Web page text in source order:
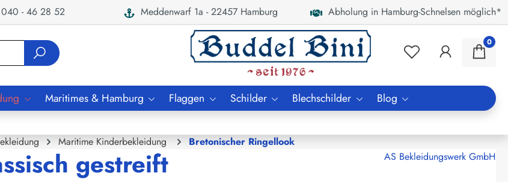
- 46 28 52 Meddenwarf 1a - 22457 Hamburg Abholung in Hamburg-Schnelsen möglich*
0
Maritimes & Hamburg Flaggen Schilder Blechschilder Blog
Maritime Kinderbekleidung Bretonischer Ringellook
gestreift AS Bekleidungswerk GmbH